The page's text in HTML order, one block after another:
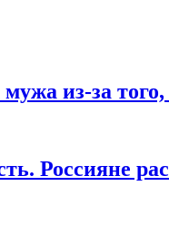
из-за
Россияне